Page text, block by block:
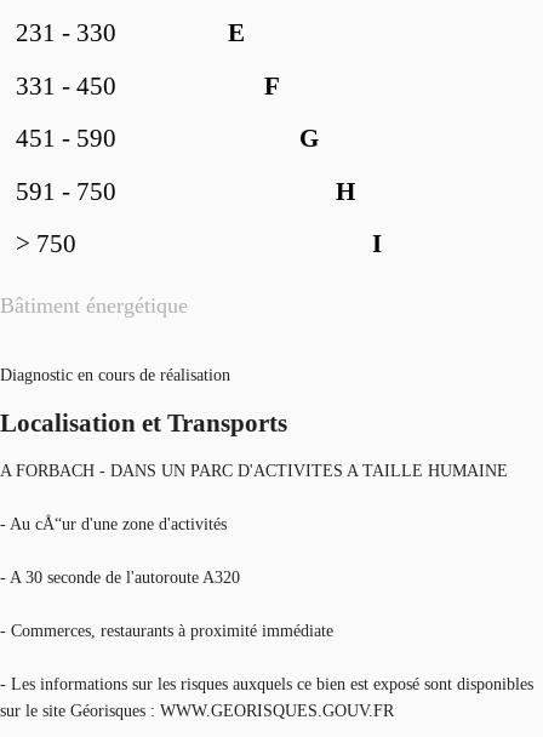
Bâtiment énergétique
E
231 - 330
F
331 - 450
G
451 - 590
H
591 - 750
I
> 750
Diagnostic en cours de réalisation
Localisation et Transports
A FORBACH - DANS UN PARC D'ACTIVITES A TAILLE HUMAINE
- Au cÅ“ur d'une zone d'activités
- A 30 seconde de l'autoroute A320
- Commerces, restaurants à proximité immédiate
- Les informations sur les risques auxquels ce bien est exposé sont disponibles
sur le site Géorisques : WWW.GEORISQUES.GOUV.FR